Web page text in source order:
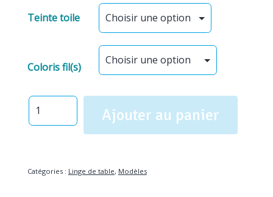
Teinte toile
Coloris fil(s)
quantité
de
table
Ajouter au panier
Catégories : Linge de table, Modèles